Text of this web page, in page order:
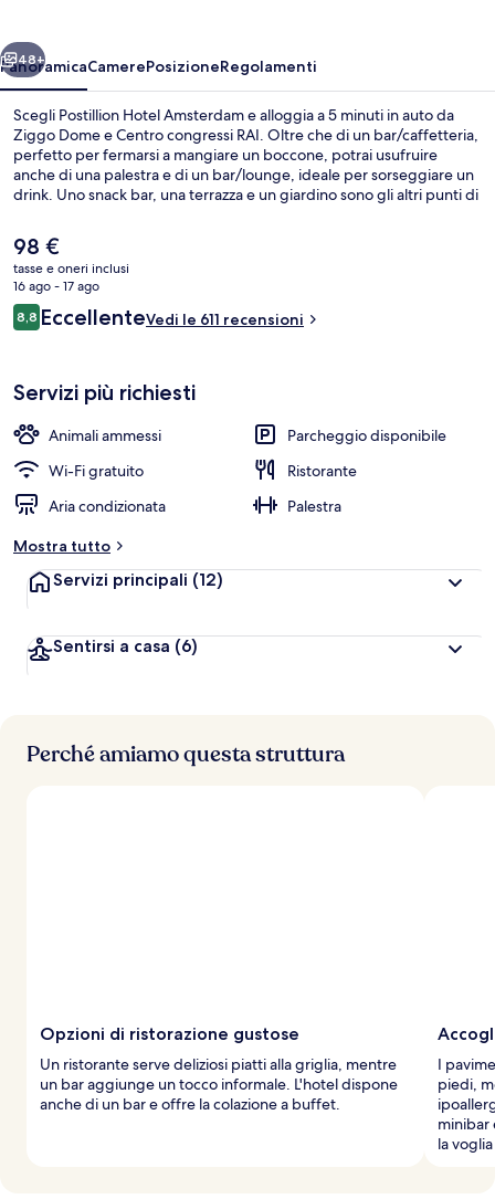
Avanti
48+
PanoramicaCamerePosizioneRegolamenti
Scegli Postillion Hotel Amsterdam e alloggia a 5 minuti in auto da
Ziggo Dome e Centro congressi RAI. Oltre che di un bar/caffetteria,
perfetto per fermarsi a mangiare un boccone, potrai usufruire
anche di una palestra e di un bar/lounge, ideale per sorseggiare un
drink. Uno snack bar, una terrazza e un giardino sono gli altri punti di
della struttura. La struttura è una comoda base per spostarsi con i
mezzi pubblici: Stazione metro di Overamstel si trova a 4 min a piedi
e Stazione metro di Spaklerweg a 10.
Il
prezzo
attuale
è
98 €
98 €
tasse e oneri inclusi
16 ago - 17 ago
Recensioni
8,88,8 su 10
EccellenteVedi le 611 recensioni
Servizi più richiesti
Animali ammessi
Parcheggio disponibile
Wi-Fi gratuito
Ristorante
Aria condizionata
Palestra
Mostra tutto
Servizi principali (12)
Sentirsi a casa (6)
Perché amiamo questa struttura
Opzioni di ristorazione gustose
Un ristorante serve deliziosi piatti alla griglia, mentre
un bar aggiunge un tocco informale. L'hotel dispone
anche di un bar e offre la colazione a buffet.
I
piedi,
minibar
la